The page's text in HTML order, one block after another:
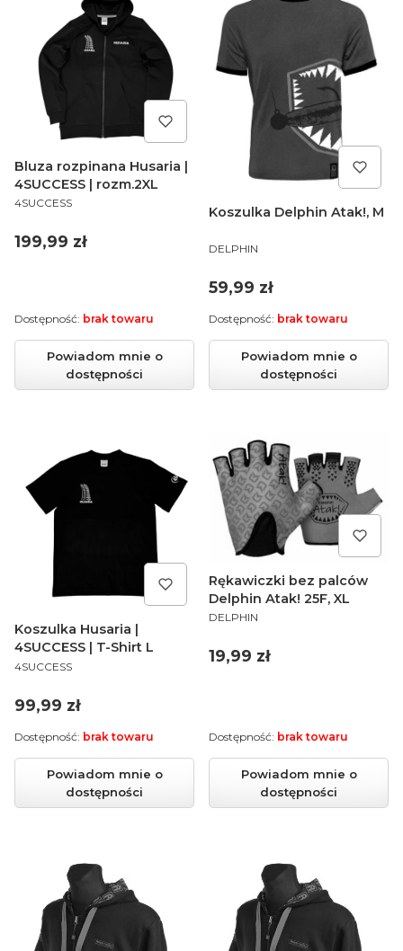
Bluza rozpinana Husaria |
4SUCCESS | rozm.2XL
PRODUCENT
4SUCCESS
Cena
199,99 zł
Powiadom mnie o
dostępności
Dostępność: brak towaru
Koszulka Delphin Atak!, M
PRODUCENT
DELPHIN
Cena
59,99 zł
Powiadom mnie o
dostępności
Dostępność: brak towaru
Koszulka Husaria |
4SUCCESS | T-Shirt L
PRODUCENT
4SUCCESS
Cena
99,99 zł
Powiadom mnie o
dostępności
Dostępność: brak towaru
Rękawiczki bez palców
Delphin Atak! 25F, XL
PRODUCENT
DELPHIN
Cena
19,99 zł
Powiadom mnie o
dostępności
Dostępność: brak towaru